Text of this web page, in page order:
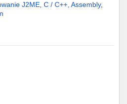
J2ME, C / C++, Assembly,